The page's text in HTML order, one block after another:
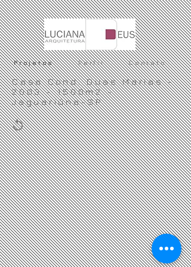
Projetos Perfil Contato
Casa Cond. Duas Marias -
2003 - 1500m2 -
Jaguariúna-SP